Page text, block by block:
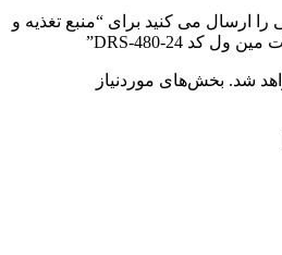
را ارسال می کنید برای “منبع تغذیه و
شد. بخش‌های موردنیاز